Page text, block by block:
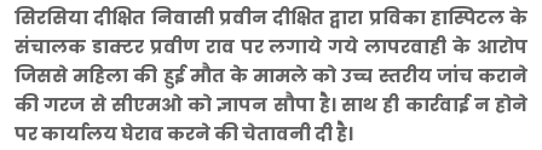
सिरसिया दीक्षित निवासी प्रवीन दीक्षित द्वारा प्रविका हास्पिटल के
संचालक डाक्टर प्रवीण राव पर लगाये गये लापरवाही के आरोप
जिससे महिला की हुई मौत के मामले को उच्च स्तरीय जांच कराने
की गरज से सीएमओ को ज्ञापन सौपा है। साथ ही कार्रवाई न होने
पर कार्यालय घेराव करने की चेतावनी दी है।